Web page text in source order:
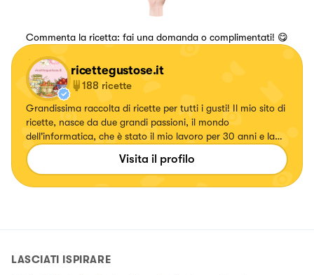
Commenta la ricetta: fai una domanda o complimentati! 😋
ricettegustose.it
188 ricette
Grandissima raccolta di ricette per tutti i gusti! Il mio sito di
ricette, nasce da due grandi passioni, il mondo
dell'informatica, che è stato il mio lavoro per 30 anni e la
passione per i fornelli.
Visita il profilo
LASCIATI ISPIRARE